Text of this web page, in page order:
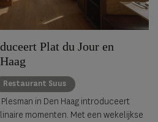
Plat du Jour en
Restaurant Suus
in Den Haag introduceert
momenten. Met een wekelijkse